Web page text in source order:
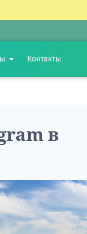
Контакты
в